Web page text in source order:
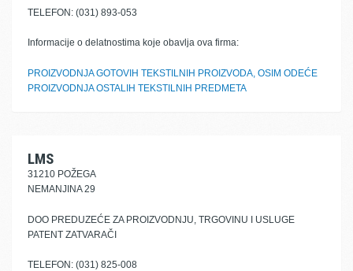
TELEFON: (031) 893-053
Informacije o delatnostima koje obavlja ova firma:
PROIZVODNJA GOTOVIH TEKSTILNIH PROIZVODA, OSIM ODEĆE
PROIZVODNJA OSTALIH TEKSTILNIH PREDMETA
LMS
31210 POŽEGA
NEMANJINA 29
DOO PREDUZEĆE ZA PROIZVODNJU, TRGOVINU I USLUGE
PATENT ZATVARAČI
TELEFON: (031) 825-008